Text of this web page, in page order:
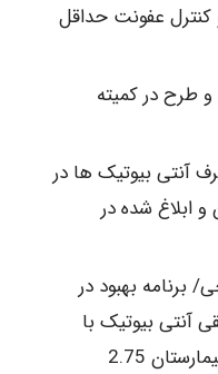
کنترل عفونت حداقل
طرح در کمیته
آنتی بیوتیک ها در
و ابلاغ شده در
برنامه بهبود در
آنتی بیوتیک با
2.75